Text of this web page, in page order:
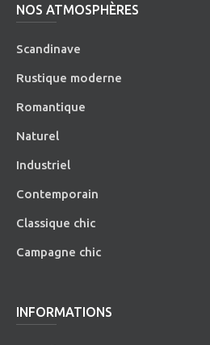
NOS ATMOSPHÈRES
Scandinave
Rustique moderne
Romantique
Naturel
Industriel
Contemporain
Classique chic
Campagne chic
INFORMATIONS